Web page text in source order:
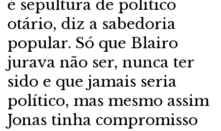
é sepultura de político
otário, diz a sabedoria
popular. Só que Blairo
jurava não ser, nunca ter
sido e que jamais seria
político, mas mesmo assim
Jonas tinha compromisso